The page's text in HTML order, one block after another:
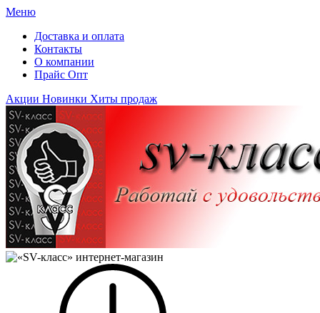
Меню
Доставка и оплата
Контакты
О компании
Прайс Опт
Акции Новинки Хиты продаж